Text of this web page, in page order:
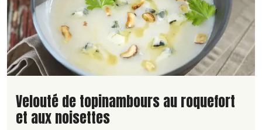
Lire la suite de la recette
Velouté de topinambours au roquefort
et aux noisettes